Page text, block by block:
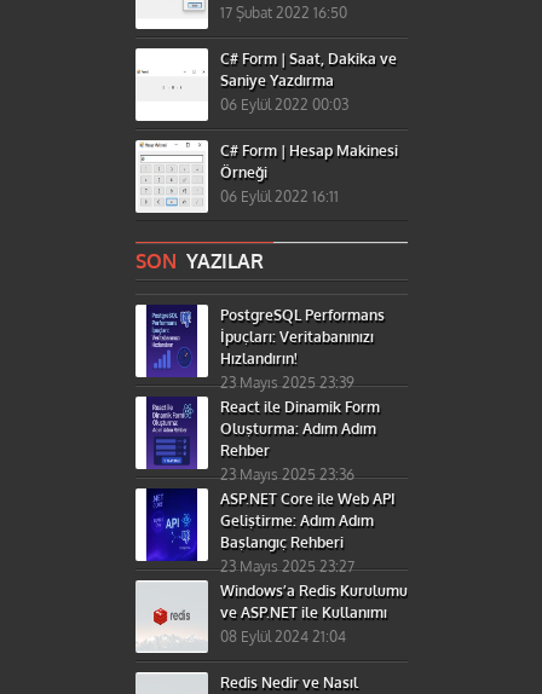
17 Şubat 2022 16:50
C# Form | Saat, Dakika ve
Saniye Yazdırma
06 Eylül 2022 00:03
C# Form | Hesap Makinesi
Örneği
06 Eylül 2022 16:11
SON YAZILAR
PostgreSQL Performans
İpuçları: Veritabanınızı
Hızlandırın!
23 Mayıs 2025 23:39
React ile Dinamik Form
Oluşturma: Adım Adım
Rehber
23 Mayıs 2025 23:36
ASP.NET Core ile Web API
Geliştirme: Adım Adım
Başlangıç Rehberi
23 Mayıs 2025 23:27
Windows’a Redis Kurulumu
ve ASP.NET ile Kullanımı
08 Eylül 2024 21:04
Redis Nedir ve Nasıl